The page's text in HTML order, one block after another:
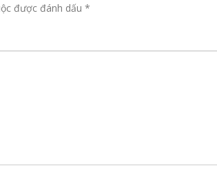
được đánh dấu *